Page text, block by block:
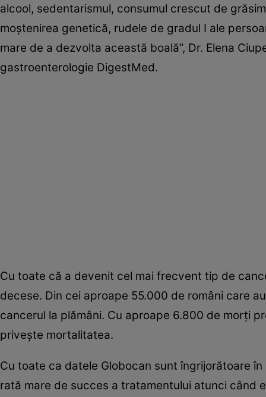
alcool, sedentarismul, consumul crescut de
moştenirea genetică, rudele de gradul I ale
mare de a dezvolta această boală”, Dr. Elena
gastroenterologie DigestMed.
Cu toate că a devenit cel mai frecvent tip de
decese. Din cei aproape 55.000 de români care
cancerul la plămâni. Cu aproape 6.800 de morţi
priveşte mortalitatea.
Cu toate ca datele Globocan sunt îngrijorătoare
rată mare de succes a tratamentului atunci când